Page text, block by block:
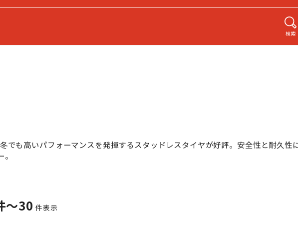
検索
も高いパフォーマンスを発揮するスタッドレスタイヤが好評。安全性と耐久性
～30 件表示